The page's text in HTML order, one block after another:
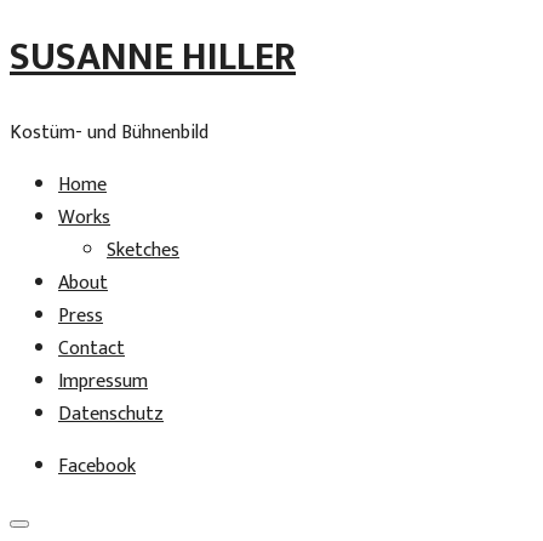
SUSANNE HILLER
Kostüm- und Bühnenbild
Home
Works
Sketches
About
Press
Contact
Impressum
Datenschutz
Facebook